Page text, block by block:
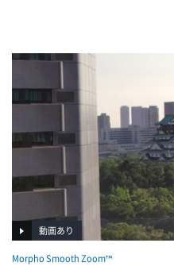
動画あり
Morpho Smooth Zoom™